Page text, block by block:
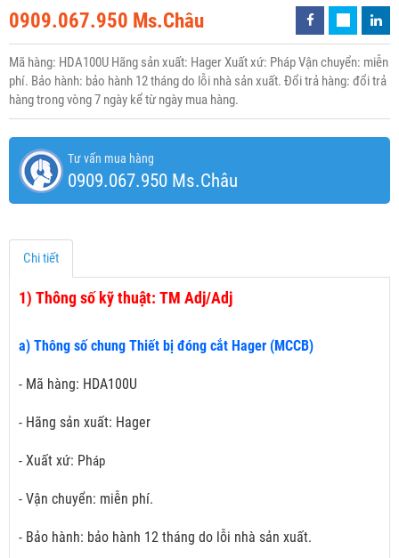
0909.067.950 Ms.Châu
Mã hàng: HDA100U Hãng sản xuất: Hager Xuất xứ: Pháp Vận chuyển: miễn
phí. Bảo hành: bảo hành 12 tháng do lỗi nhà sản xuất. Đổi trả hàng: đổi trả
hàng trong vòng 7 ngày kể từ ngày mua hàng.
Tư vấn mua hàng
0909.067.950 Ms.Châu
Chi tiết
1) Thông số kỹ thuật: TM Adj/Adj
a) Thông số chung Thiết bị đóng cắt Hager (MCCB)
- Mã hàng: HDA100U
- Hãng sản xuất: Hager
- Xuất xứ: Pháp
- Vận chuyển: miễn phí.
- Bảo hành: bảo hành 12 tháng do lỗi nhà sản xuất.